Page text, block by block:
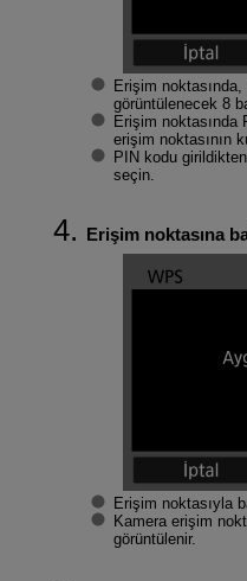
Erişim
görüntülenecek 8
Erişim
erişim noktasının
PIN kodu
seçin.
Erişim noktasına
Erişim noktasıyla
Kamera erişim
görüntülenir.